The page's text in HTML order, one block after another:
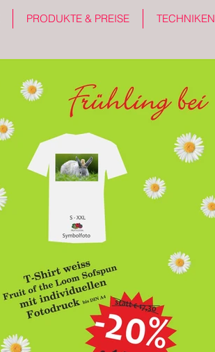
PRODUKTE & PREISE TECHNIKEN